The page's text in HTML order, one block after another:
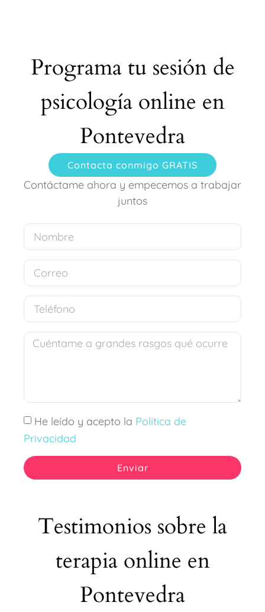
Programa tu sesión de
psicología online en
Pontevedra
Contacta conmigo GRATIS
Contáctame ahora y empecemos a trabajar
juntos
He leído y acepto la Política de
Privacidad
Enviar
Testimonios sobre la
terapia online en
Pontevedra